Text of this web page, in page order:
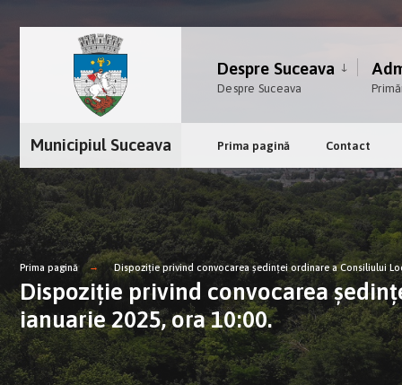
Despre Suceava
Despre Suceava
Municipiul Suceava Prima pagină Contact
Prima pagină Dispoziție privind convocarea şedinţei ordinare a Consiliului
Dispoziție privind convocarea
ianuarie 2025, ora 10:00.